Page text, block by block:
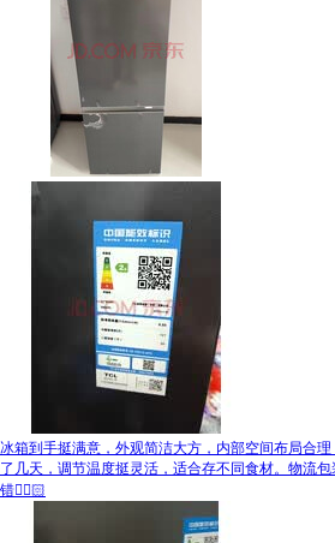
冰箱到手挺满意，外观简洁大方，内部空间布局合
了几天，调节温度挺灵活，适合存不同食材。物流
错👍🏻🏻